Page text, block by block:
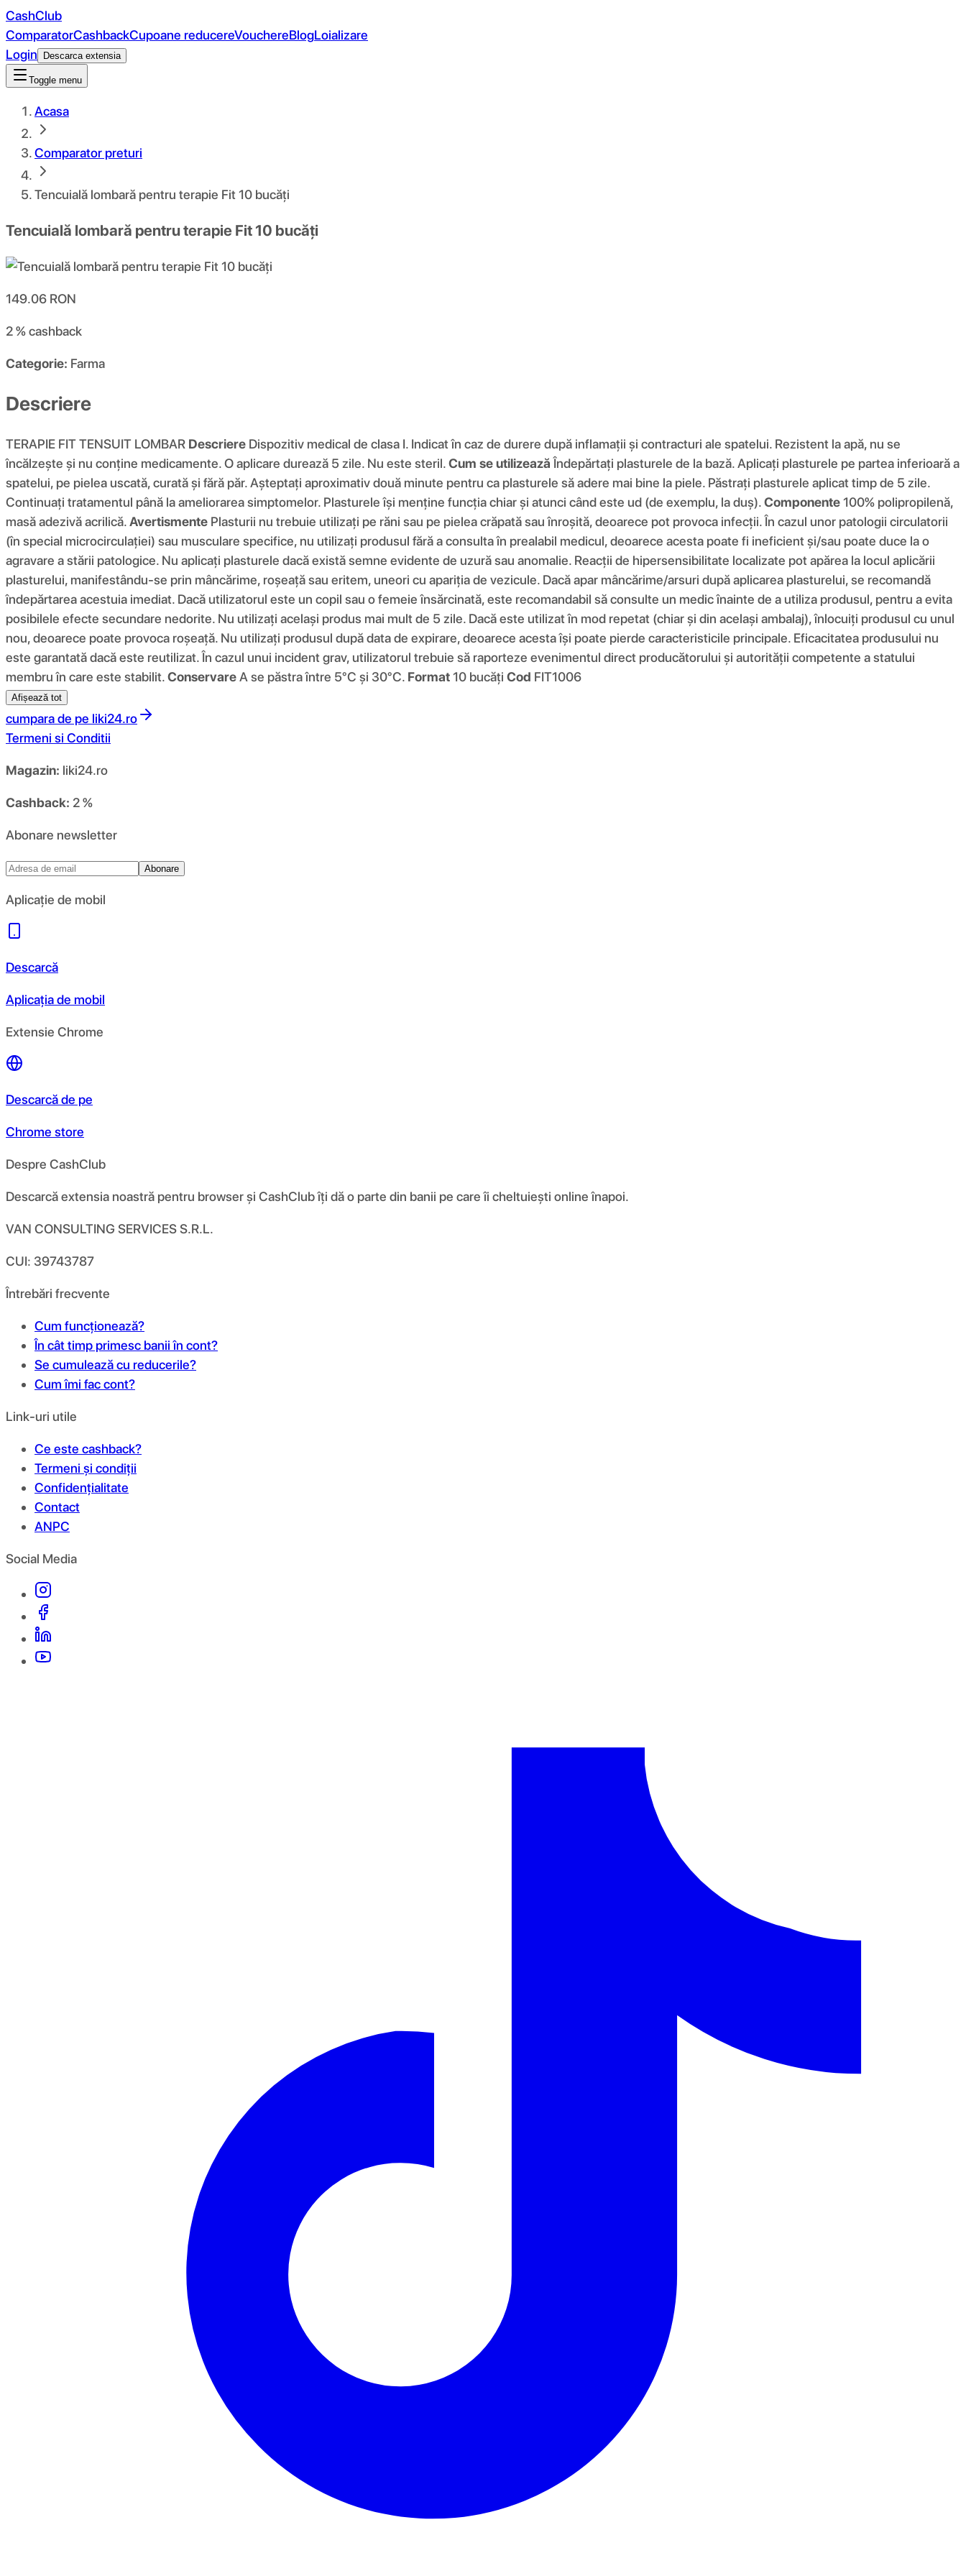
CashClub
ComparatorCashbackCupoane reducereVouchereBlogLoializare
Login
Descarca extensia
Toggle menu
Acasa
Comparator preturi
Tencuială lombară pentru terapie Fit 10 bucăți
Tencuială lombară pentru terapie Fit 10 bucăți
149.06 RON
2 %cashback
Categorie: Farma
Descriere
TERAPIE FIT TENSUIT LOMBAR Descriere Dispozitiv medical de clasa I. Indicat în caz de durere după inflamații și contracturi ale spatelui. Rezistent la apă, nu se
încălzește și nu conține medicamente. O aplicare durează 5 zile. Nu este steril.Cum se utilizeazăÎndepărtați plasturele de la bază. Aplicați plasturele pe partea inferioară a
spatelui, pe pielea uscată, curată și fără păr. Așteptați aproximativ două minute pentru ca plasturele să adere mai bine la piele. Păstrați plasturele aplicat timp de 5 zile.
Continuați tratamentul până la ameliorarea simptomelor. Plasturele își menține funcția chiar și atunci când este ud (de exemplu, la duș).Componente100% polipropilenă,
masă adezivă acrilică.Avertismente Plasturii nu trebuie utilizați pe răni sau pe pielea crăpată sau înroșită, deoarece pot provoca infecții. În cazul unor patologii circulatorii
(în special microcirculației) sau musculare specifice, nu utilizați produsul fără a consulta în prealabil medicul, deoarece acesta poate fi ineficient și/sau poate duce la o
agravare a stării patologice. Nu aplicați plasturele dacă există semne evidente de uzură sau anomalie. Reacții de hipersensibilitate localizate pot apărea la locul aplicării
plasturelui, manifestându-se prin mâncărime, roșeață sau eritem, uneori cu apariția de vezicule. Dacă apar mâncărime/arsuri după aplicarea plasturelui, se recomandă
îndepărtarea acestuia imediat. Dacă utilizatorul este un copil sau o femeie însărcinată, este recomandabil să consulte un medic înainte de a utiliza produsul, pentru a evita
posibilele efecte secundare nedorite. Nu utilizați același produs mai mult de 5 zile. Dacă este utilizat în mod repetat (chiar și din același ambalaj), înlocuiți produsul cu unul
nou, deoarece poate provoca roșeață. Nu utilizați produsul după data de expirare, deoarece acesta își poate pierde caracteristicile principale. Eficacitatea produsului nu
este garantată dacă este reutilizat. În cazul unui incident grav, utilizatorul trebuie să raporteze evenimentul direct producătorului și autorității competente a statului
membru în care este stabilit.ConservareA se păstra între 5°C și 30°C. Format10 bucăți Cod FIT1006
Afișează tot
cumpara de pe liki24.ro
Termeni si Conditii
Magazin: liki24.ro
Cashback: 2 %
Abonare newsletter
Abonare
Aplicație de mobil
Descarcă
Aplicația de mobil
Extensie Chrome
Descarcă de pe
Chrome store
Despre CashClub
Descarcă extensia noastră pentru browser și CashClub îți dă o parte din banii pe care îi cheltuiești online înapoi.
VAN CONSULTING SERVICES S.R.L.
CUI: 39743787
Întrebări frecvente
Cum funcționează?
În cât timp primesc banii în cont?
Se cumulează cu reducerile?
Cum îmi fac cont?
Link-uri utile
Ce este cashback?
Termeni și condiții
Confidențialitate
Contact
ANPC
Social Media